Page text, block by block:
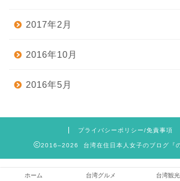
2017年2月
2016年10月
2016年5月
プライバシーポリシー/免責事項
2016–2026 台湾在住日本人女子のブログ『の
ホーム 台湾グルメ 台湾観光